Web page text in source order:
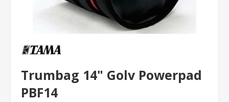
Trumbag 14" Golv Powerpad
PBF14